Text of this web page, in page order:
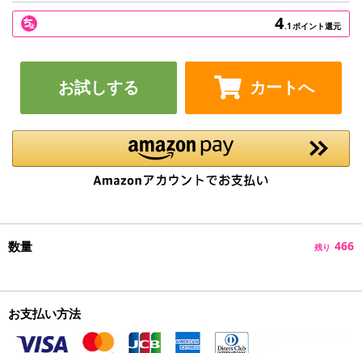
4.1ポイント還元
お試しする カートへ
数量 残り 466
お支払い方法